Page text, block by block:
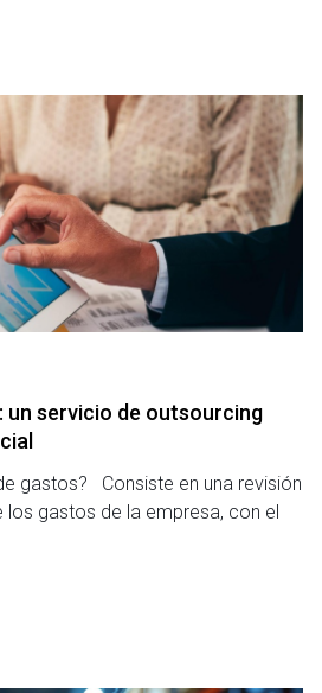
un servicio de outsourcing
gastos? Consiste en una revisión
gastos de la empresa, con el